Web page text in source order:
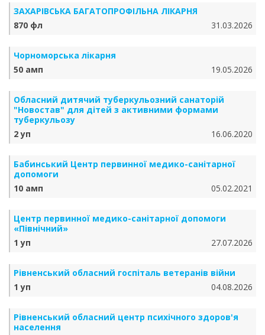
ЗАХАРІВСЬКА БАГАТОПРОФІЛЬНА ЛІКАРНЯ
870 фл
31.03.2026
Чорноморська лікарня
50 амп
19.05.2026
Обласний дитячий туберкульозний санаторій
"Новостав" для дітей з активними формами
туберкульозу
2 уп
16.06.2020
Бабинський Центр первинної медико-санітарної
допомоги
10 амп
05.02.2021
Центр первинної медико-санітарної допомоги
«Північний»
1 уп
27.07.2026
Рівненський обласний госпіталь ветеранів війни
1 уп
04.08.2026
Рівненський обласний центр психічного здоров'я
населення